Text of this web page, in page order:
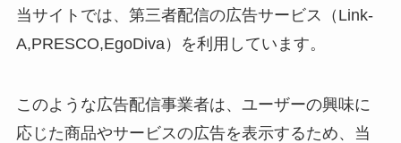
当サイトでは、第三者配信の広告サービス（Link-
A,PRESCO,EgoDiva ）を利用しています。
このような広告配信事業者は、ユーザーの興味に
応じた商品やサービスの広告を表示するため、当